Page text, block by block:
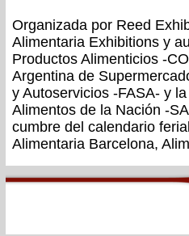
Organizada por Reed
Alimentaria Exhibitions y
Productos Alimenticios -
Argentina de
y Autoservicios -FASA- y
Alimentos de la Nación -
cumbre del calendario
Alimentaria Barcelona,